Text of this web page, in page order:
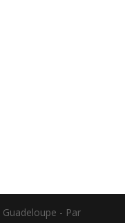
- Par